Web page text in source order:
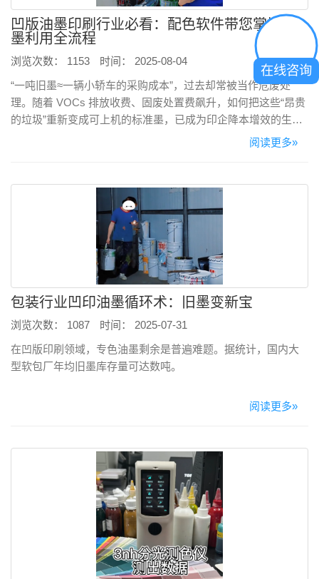
凹版油墨印刷行业必看：配色软件带您掌握旧
墨利用全流程
浏览次数： 1153
时间： 2025-08-04
“一吨旧墨≈一辆小轿车的采购成本”，过去却常被当作危废处
理。随着 VOCs 排放收费、固废处置费飙升，如何把这些“昂贵
的垃圾”重新变成可上机的标准墨，已成为印企降本增效的生死
线。广州配色云推出的 PeColor 电脑测配色系统 + TS7700 分光
阅读更多»
包装行业凹印油墨循环术：旧墨变新宝
浏览次数： 1087
时间： 2025-07-31
在凹版印刷领域，专色油墨剩余是普遍难题。据统计，国内大
型软包厂年均旧墨库存量可达数吨。
阅读更多»
在线咨询